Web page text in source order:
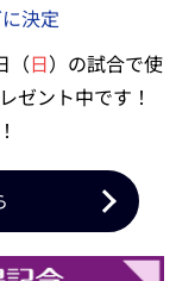
決定
（日）の試合で使
ゼント中です！